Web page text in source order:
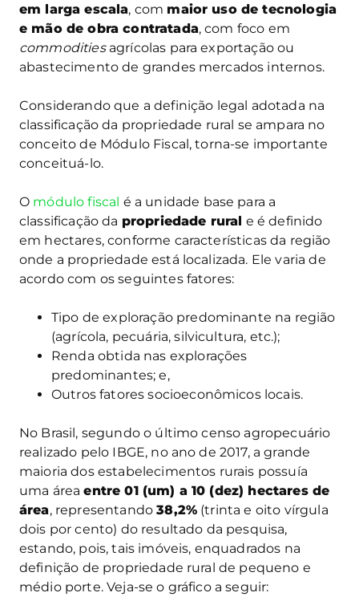
em larga escala, com maior uso de tecnologia
e mão de obra contratada, com foco em
commoditiesagrícolas para exportação ou
abastecimento de grandes mercados internos.
Considerando que a definição legal adotada na
classificação da propriedade rural se ampara no
conceito de Módulo Fiscal, torna-se importante
conceituá-lo.
O módulo fiscal é a unidade base para a
classificação da propriedade rural e é definido
em hectares, conforme características da região
onde a propriedade está localizada. Ele varia de
acordo com os seguintes fatores:
Tipo de exploração predominante na região
(agrícola, pecuária, silvicultura, etc.);
Renda obtida nas explorações
predominantes; e,
Outros fatores socioeconômicos locais.
No Brasil, segundo o último censo agropecuário
realizado pelo IBGE, no ano de 2017, a grande
maioria dos estabelecimentos rurais possuía
uma áreaentre 01 (um) a 10 (dez) hectares de
área, representando38,2% (trinta e oito vírgula
dois por cento) do resultado da pesquisa,
estando, pois, tais imóveis, enquadrados na
definição de propriedade rural de pequeno e
médio porte. Veja-se o gráfico a seguir: